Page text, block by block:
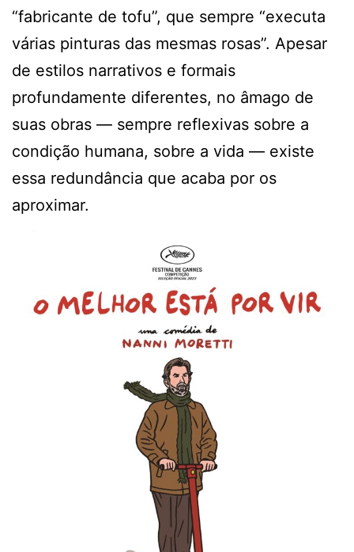
“fabricante de tofu”, que sempre “executa
várias pinturas das mesmas rosas”. Apesar
de estilos narrativos e formais
profundamente diferentes, no âmago de
suas obras — sempre reflexivas sobre a
condição humana, sobre a vida — existe
essa redundância que acaba por os
aproximar.